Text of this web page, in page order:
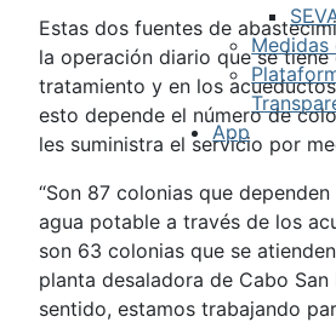
Medidas
App
Estas dos fuentes de
la operación diario que se tiene
tratamiento y en los
esto depende el número de
les suministra el servicio por
“Son 87 colonias que
agua potable a través de los
son 63 colonias que se
planta desaladora de Cabo San
sentido, estamos trabajando